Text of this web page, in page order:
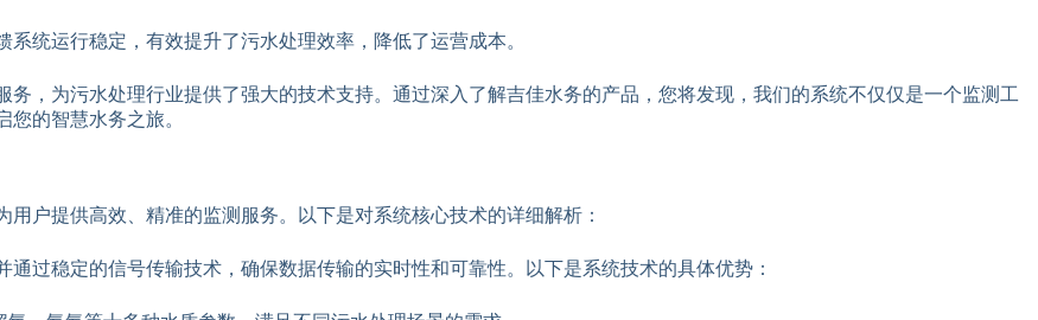
统运行稳定，有效提升了污水处理效率，降低了运营成本。
，为污水处理行业提供了强大的技术支持。通过深入了解吉佳水务的产品，您将发现，我们的系统不仅仅是一个监测工
的智慧水务之旅。
户提供高效、精准的监测服务。以下是对系统核心技术的详细解析：
过稳定的信号传输技术，确保数据传输的实时性和可靠性。以下是系统技术的具体优势：